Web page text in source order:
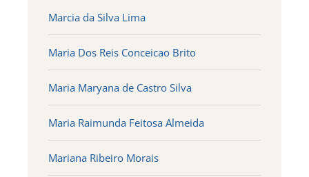
Marcia da Silva Lima
Maria Dos Reis Conceicao Brito
Maria Maryana de Castro Silva
Maria Raimunda Feitosa Almeida
Mariana Ribeiro Morais